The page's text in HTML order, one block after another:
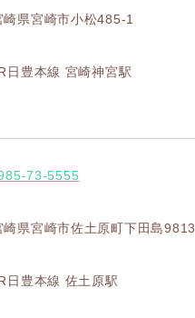
崎県宮崎市小松485-1
日豊本線 宮崎神宮駅
73-5555
崎県宮崎市佐土原町下田島9813
日豊本線 佐土原駅